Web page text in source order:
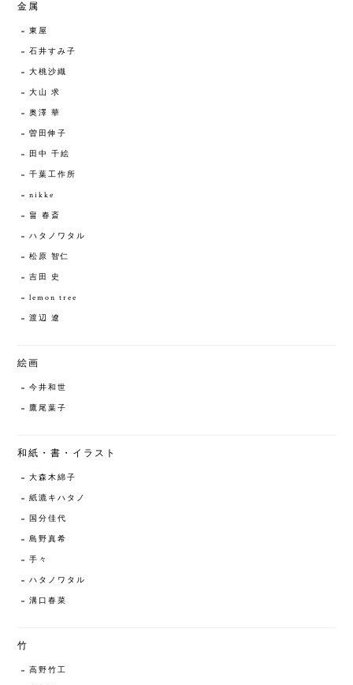
金属
東屋
石井すみ子
大桃沙織
大山 求
奥澤 華
曽田伸子
田中 千絵
千葉工作所
nikke
畠 春斎
ハタノワタル
松原 智仁
吉田 史
lemon tree
渡辺 遼
絵画
今井和世
鷹尾葉子
和紙・書・イラスト
大森木綿子
紙漉キハタノ
国分佳代
島野真希
手々
ハタノワタル
溝口春菜
竹
高野竹工